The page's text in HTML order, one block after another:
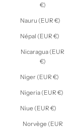
€)
Nauru (EUR €)
Népal (EUR €)
Nicaragua (EUR
€)
Niger (EUR €)
Nigeria (EUR €)
Niue (EUR €)
Norvège (EUR